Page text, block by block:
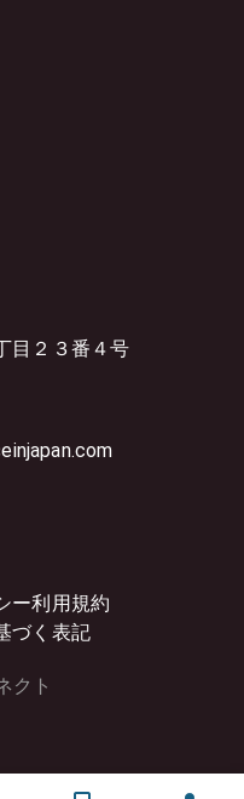
目２３番４号
ー利用規約
づく表記
クト